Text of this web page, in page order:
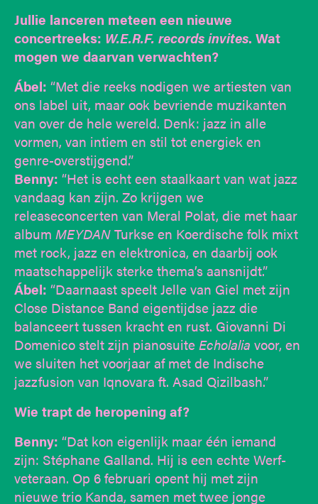
Jullie lanceren meteen een nieuwe
concertreeks: W.E.R.F. records invites. Wat
mogen we daarvan verwachten?
Ábel: “Met die reeks nodigen we artiesten van
ons label uit, maar ook bevriende muzikanten
van over de hele wereld. Denk: jazz in alle
vormen, van intiem en stil tot energiek en
genre-overstijgend.”
Benny: “Het is echt een staalkaart van wat jazz
vandaag kan zijn. Zo krijgen we
releaseconcerten van Meral Polat, die met haar
album MEYDANTurkse en Koerdische folk mixt
met rock, jazz en elektronica, en daarbij ook
maatschappelijk sterke thema’s aansnijdt.”
Ábel: “Daarnaast speelt Jelle van Giel met zijn
Close Distance Band eigentijdse jazz die
balanceert tussen kracht en rust. Giovanni Di
Domenico stelt zijn pianosuiteEcholalia voor, en
we sluiten het voorjaar af met de Indische
jazzfusion van Iqnovara ft. Asad Qizilbash.”
Wie trapt de heropening af?
Benny: “Dat kon eigenlijk maar één iemand
zijn: Stéphane Galland. Hij is een echte Werf-
veteraan. Op 6 februari opent hij met zijn
nieuwe trio Kanda, samen met twee jonge